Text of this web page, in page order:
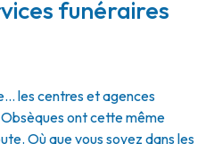
funéraires
les centres et agences
ont cette même
Où que vous soyez dans les